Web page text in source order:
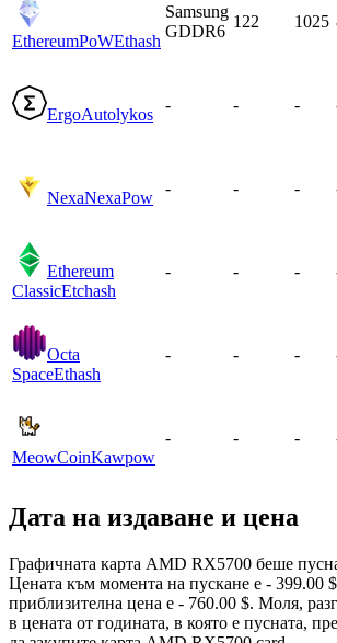
EthereumPoWEthash
Samsung
GDDR6
122 1025
ErgoAutolykos
- - -
NexaNexaPow
- - -
Ethereum
ClassicEtchash
- - -
Octa
SpaceEthash
- - -
MeowCoinKawpow
- - -
Дата на издаване и цена
Графичната карта AMD RX5700 беше
Цената към момента на пускане е - 399.00
приблизителна цена е - 760.00 $. Моля,
в цената от годината, в която е пусната,